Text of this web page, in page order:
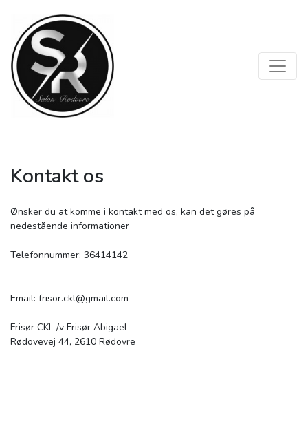
Kontakt os
Ønsker du at komme i kontakt med os, kan det gøres på
nedestående informationer
Telefonnummer: 36414142
Email: frisor.ckl@gmail.com
Frisør CKL /v Frisør Abigael
Rødovevej 44, 2610 Rødovre